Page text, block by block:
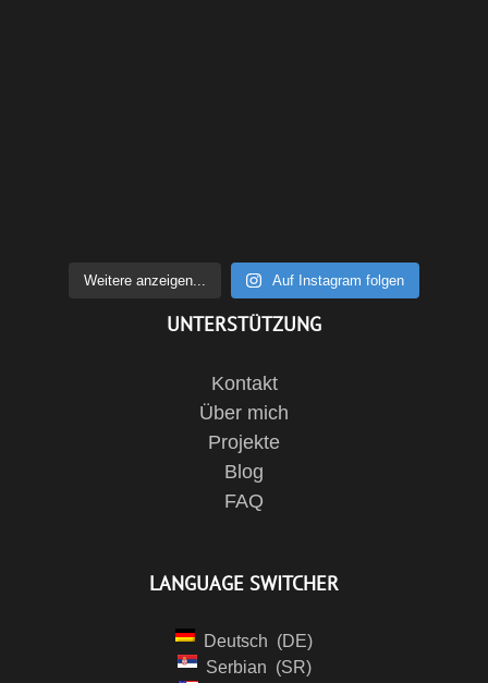
Weitere anzeigen... Auf Instagram folgen
UNTERSTÜTZUNG
Kontakt
Über mich
Projekte
Blog
FAQ
LANGUAGE SWITCHER
Deutsch
DE
Serbian
SR